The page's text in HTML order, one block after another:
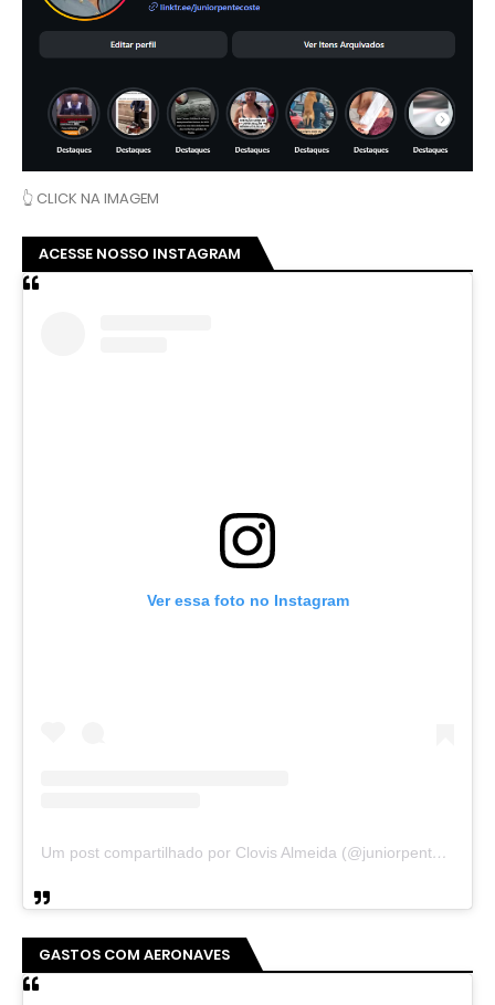
👆 CLICK NA IMAGEM
ACESSE NOSSO INSTAGRAM
Ver essa foto no Instagram
Um post compartilhado por Clovis Almeida (@juniorpentecoste01)
GASTOS COM AERONAVES